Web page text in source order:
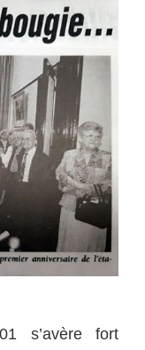
s’avère fort